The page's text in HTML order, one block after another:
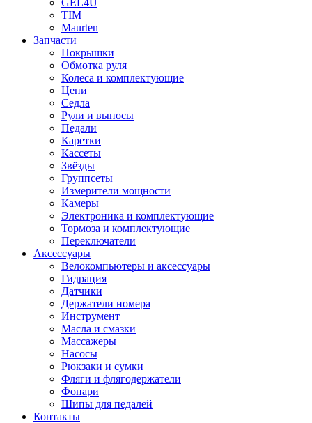
GEL4U
TIM
Maurten
Запчасти
Покрышки
Обмотка руля
Колеса и комплектующие
Цепи
Седла
Рули и выносы
Педали
Каретки
Кассеты
Звёзды
Группсеты
Измерители мощности
Камеры
Электроника и комплектующие
Тормоза и комплектующие
Переключатели
Аксессуары
Велокомпьютеры и аксессуары
Гидрация
Датчики
Держатели номера
Инструмент
Масла и смазки
Массажеры
Насосы
Рюкзаки и сумки
Фляги и флягодержатели
Фонари
Шипы для педалей
Контакты